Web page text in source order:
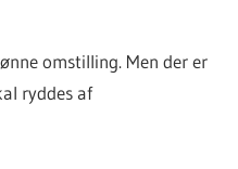
omstilling. Men der er
ryddes af